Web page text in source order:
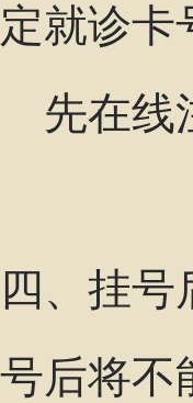
定就诊卡
先在线
四、挂
号后将不